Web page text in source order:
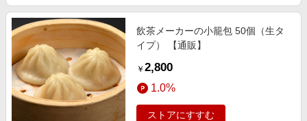
飲茶メーカーの小籠包 50個（生タ
イプ） 【通販】
￥ 2,800
1.0%
ストアにすすむ